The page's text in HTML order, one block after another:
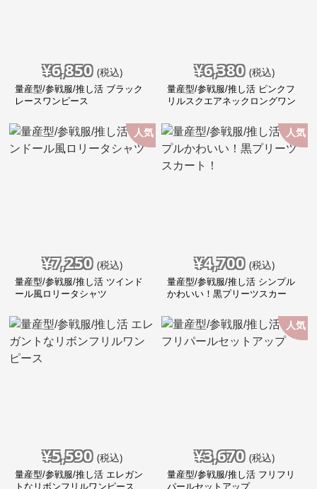
¥6,850 (税込)
量産型/参戦服/推し活 ブラック
レースワンピース
¥6,380 (税込)
量産型/参戦服/推し活 ピンクフ
リルスクエアネックロングワン
人気
¥7,250 (税込)
量産型/参戦服/推し活 ツインド
ール風ロリータシャツ
人気
¥4,700 (税込)
量産型/参戦服/推し活 シンプル
かわいい！黒プリーツスカー
¥5,590 (税込)
量産型/参戦服/推し活 エレガン
トなリボンフリルワンピース
人気
¥3,670 (税込)
量産型/参戦服/推し活 フリフリ
パールセットアップ